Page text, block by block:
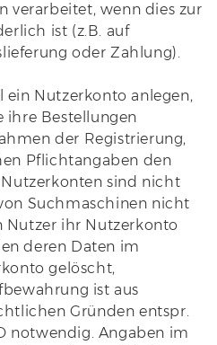
verarbeitet, wenn dies zur
ist (z.B. auf
oder Zahlung).
Nutzerkonto anlegen,
ihre Bestellungen
der Registrierung,
Pflichtangaben den
sind nicht
Suchmaschinen nicht
Nutzer ihr Nutzerkonto
deren Daten im
gelöscht,
ist aus
Gründen entspr.
notwendig. Angaben im